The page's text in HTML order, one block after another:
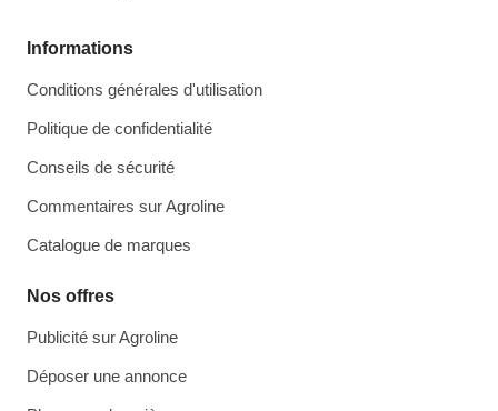
Informations
Conditions générales d'utilisation
Politique de confidentialité
Conseils de sécurité
Commentaires sur Agroline
Catalogue de marques
Nos offres
Publicité sur Agroline
Déposer une annonce